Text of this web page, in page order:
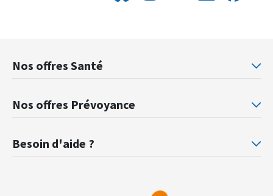
Nos offres Santé
Mutuelle santé Retraités justice
Nos offres Prévoyance
Besoin d'aide ?